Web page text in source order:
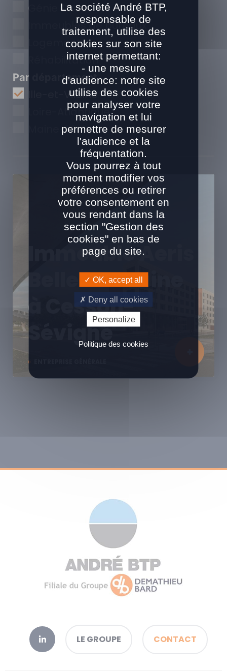
Génie Civil
Immeubles de bureaux
Logements
Réhabilitation
Par département
Ille-et-Vilaine
Loire-Atlantique
Maine-et-Loire
Immeuble Aeris
Belle-Fontaine
à Cesson-
Sévigné
LE GROUPE CONTACT
La société André BTP,
responsable de
traitement, utilise des
cookies sur son site
internet permettant:
- une mesure
d'audience: notre site
utilise des cookies
pour analyser votre
navigation et lui
permettre de mesurer
l'audience et la
fréquentation.
Vous pourrez à tout
moment modifier vos
préférences ou retirer
votre consentement en
vous rendant dans la
section "Gestion des
cookies" en bas de
page du site.
OK, accept all
Deny all cookies
Personalize
Politique des cookies